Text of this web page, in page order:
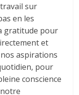
sur
en les
gratitude pour
et
aspirations
pour
conscience